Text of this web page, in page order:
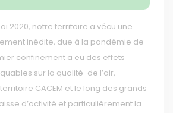
2020, notre territoire a vécu une
inédite, due à la pandémie de
confinement a eu des effets
sur la qualité de l’air,
CACEM et le long des grands
d’activité et particulièrement la